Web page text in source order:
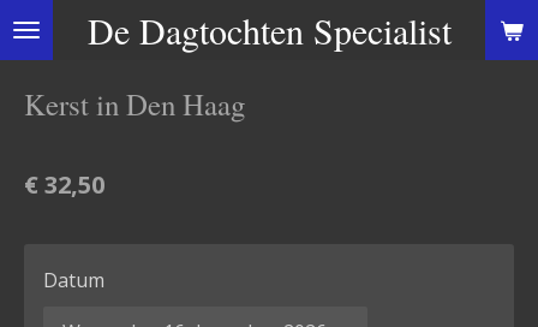
Ga
direct
naar
De Dagtochten Specialist
Kerst in Den Haag
€ 32,50
Datum